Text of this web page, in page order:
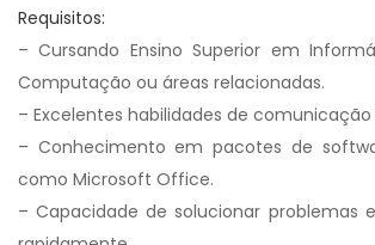
Requisitos:
– Cursando Ensino Superior em
Computação ou áreas relacionadas.
– Excelentes habilidades de
– Conhecimento em pacotes de
como Microsoft Office.
– Capacidade de solucionar problemas